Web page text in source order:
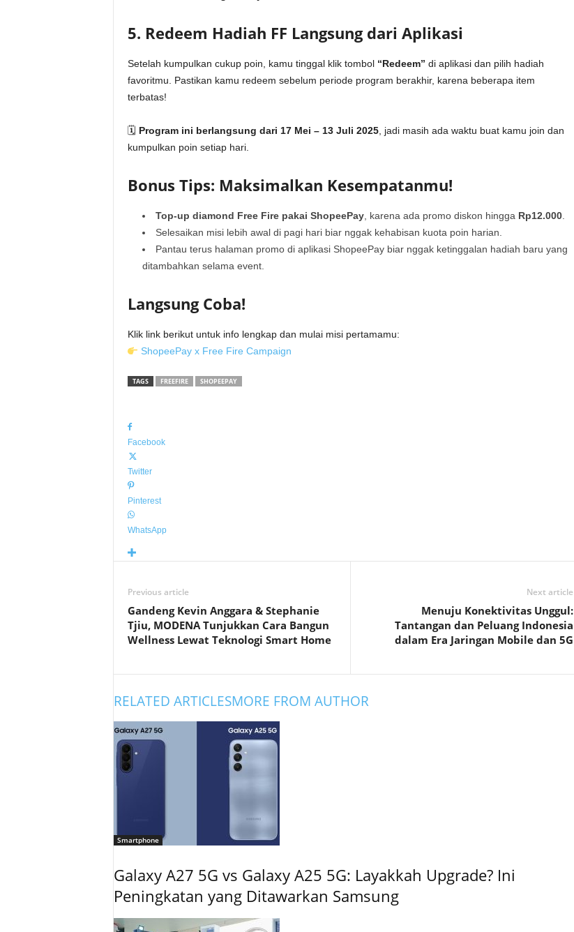
5. Redeem Hadiah FF Langsung dari Aplikasi
Setelah kumpulkan cukup poin, kamu tinggal klik tombol “Redeem” di aplikasi dan pilih hadiah
favoritmu. Pastikan kamu redeem sebelum periode program berakhir, karena beberapa item
terbatas!
🗓 Program ini berlangsung dari 17 Mei – 13 Juli 2025, jadi masih ada waktu buat kamu join dan
kumpulkan poin setiap hari.
Bonus Tips: Maksimalkan Kesempatanmu!
Top-up diamond Free Fire pakai ShopeePay, karena ada promo diskon hingga Rp12.000.
Selesaikan misi lebih awal di pagi hari biar nggak kehabisan kuota poin harian.
Pantau terus halaman promo di aplikasi ShopeePay biar nggak ketinggalan hadiah baru yang
ditambahkan selama event.
Langsung Coba!
Klik link berikut untuk info lengkap dan mulai misi pertamamu:
ShopeePay x Free Fire Campaign
TAGS FREEFIRE SHOPEEPAY
Facebook
Twitter
Pinterest
WhatsApp
Previous article
Gandeng Kevin Anggara & Stephanie
Tjiu, MODENA Tunjukkan Cara Bangun
Wellness Lewat Teknologi Smart Home
Next article
Menuju Konektivitas Unggul:
Tantangan dan Peluang Indonesia
dalam Era Jaringan Mobile dan 5G
RELATED ARTICLESMORE FROM AUTHOR
Smartphone
Galaxy A27 5G vs Galaxy A25 5G: Layakkah Upgrade? Ini
Peningkatan yang Ditawarkan Samsung